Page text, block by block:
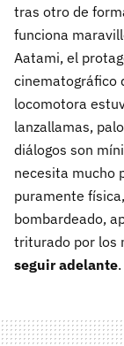
tras otro de
funciona
Aatami, el
cinematográfico
locomotora
lanzallamas,
diálogos son
necesita mucho
puramente
bombardeado,
triturado por los
seguir adelante.